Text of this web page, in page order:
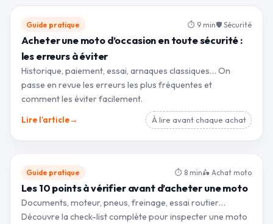
Guide pratique ⏱ 9 min🛡 Sécurité
Acheter une moto d’occasion en toute sécurité :
les erreurs à éviter
Historique, paiement, essai, arnaques classiques… On
passe en revue les erreurs les plus fréquentes et
comment les éviter facilement.
Lire l’article→ À lire avant chaque achat
Guide pratique ⏱ 8 min🛵 Achat moto
Les 10 points à vérifier avant d’acheter une moto
Documents, moteur, pneus, freinage, essai routier…
Découvre la check-list complète pour inspecter une moto